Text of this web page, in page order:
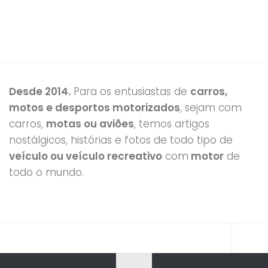
Desde 2014. Para os entusiastas de carros,
motos e desportos motorizados, sejam com
carros, motas ou aviões, temos artigos
nostálgicos, histórias e fotos de todo tipo de
veículo ou veículo recreativo com motor de
todo o mundo.